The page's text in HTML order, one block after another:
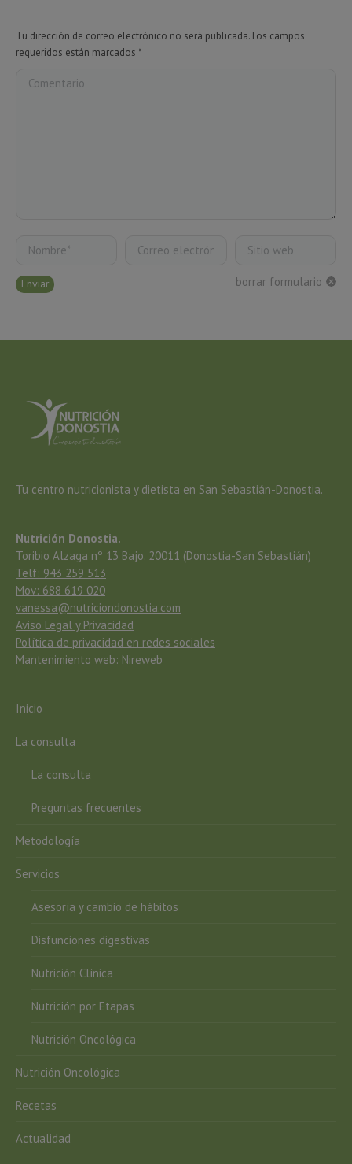
Tu dirección de correo electrónico no será publicada. Los campos
requeridos están marcados *
Comentario
Nombre * Correo electrónico * Sitio web
borrar formulario
Enviar
Tu centro nutricionista y dietista en San Sebastián-Donostia.
Nutrición Donostia.
Toribio Alzaga nº 13 Bajo. 20011 (Donostia-San Sebastián)
Telf: 943 259 513
Mov: 688 619 020
vanessa@nutriciondonostia.com
Aviso Legal y Privacidad
Política de privacidad en redes sociales
Mantenimiento web: Nireweb
Inicio
La consulta
La consulta
Preguntas frecuentes
Metodología
Servicios
Asesoría y cambio de hábitos
Disfunciones digestivas
Nutrición Clínica
Nutrición por Etapas
Nutrición Oncológica
Nutrición Oncológica
Recetas
Actualidad